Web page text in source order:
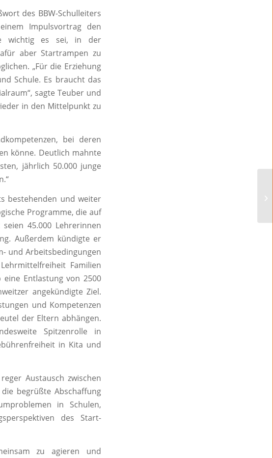
des BBW-Schulleiters
Impulsvortrag den
wichtig es sei, in der
aber Startrampen zu
„Für die Erziehung
Schule. Es braucht das
sagte Teuber und
in den Mittelpunkt zu
bei deren
könne. Deutlich mahnte
jährlich 50.000 junge
bestehenden und weiter
Programme, die auf
45.000 Lehrerinnen
Außerdem kündigte er
und Arbeitsbedingungen
Familien
Entlastung von 2500
angekündigte Ziel.
und Kompetenzen
der Eltern abhängen.
Spitzenrolle in
in Kita und
Austausch zwischen
begrüßte Abschaffung
in Schulen,
des Start-
zu agieren und